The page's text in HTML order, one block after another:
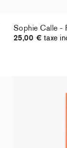
Sophie Calle -
25,00 € taxe
Sophie Calle